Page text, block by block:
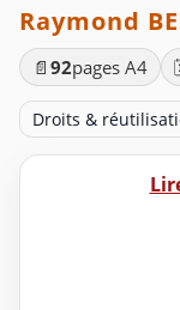
Raymond
📄 92pages A4
Droits &